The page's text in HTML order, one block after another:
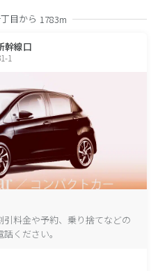
目から 1783m
幹線口
1
料金や予約、乗り捨てなどの
ください。